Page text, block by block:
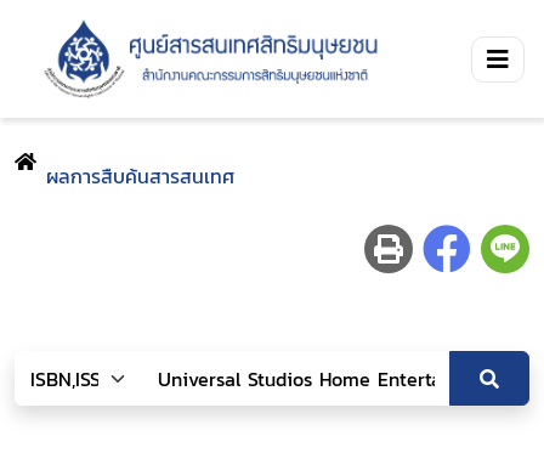
ผลการสืบค้นสารสนเทศ